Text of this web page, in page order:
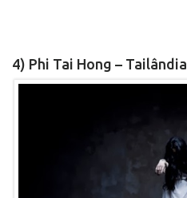
4) Phi Tai Hong – Tailândia